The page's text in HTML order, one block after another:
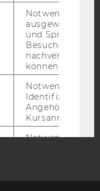
Notwendig um
ausgewählte
und
Besuchers
nachverfolgen
können.
Notwendig zur
Identifizierung
Angehörige/r für
Kursanmeldung.
Notwendig zur